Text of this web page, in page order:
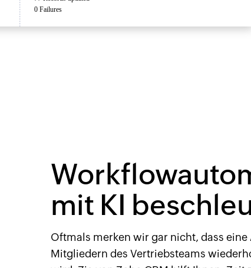
mit KI
Oftmals merken wir gar nicht, dass eine
Mitgliedern des Vertriebsteams